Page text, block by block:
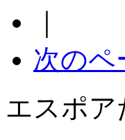
次のペ
エスポ